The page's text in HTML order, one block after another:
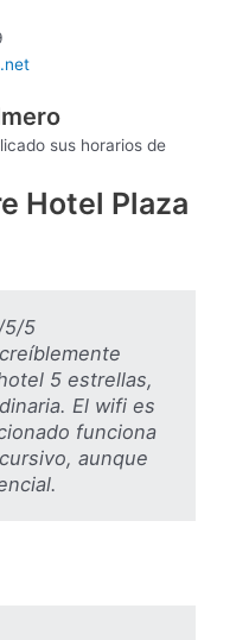
sus horarios de
Hotel Plaza
5
5 estrellas,
El wifi es
funciona
aunque